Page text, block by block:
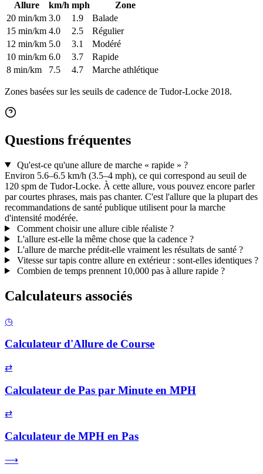
Allure km/h mph
Zone
20 min/km 3.0 1.9
Balade
15 min/km 4.0 2.5
Régulier
12 min/km 5.0 3.1
Modéré
10 min/km 6.0 3.7
Rapide
8 min/km
7.5 4.7 Marche athlétique
Zones basées sur les seuils de cadence de Tudor-Locke 2018.
Questions fréquentes
Qu'est-ce qu'une allure de marche « rapide » ?
Environ 5.6–6.5 km/h (3.5–4 mph), ce qui correspond au seuil de
120 spm de Tudor-Locke. À cette allure, vous pouvez encore parler
par courtes phrases, mais pas chanter. C'est l'allure que la plupart des
recommandations de santé publique utilisent pour la marche
d'intensité modérée.
Comment choisir une allure cible réaliste ?
L'allure est-elle la même chose que la cadence ?
L'allure de marche prédit-elle vraiment les résultats de santé ?
Vitesse sur tapis contre allure en extérieur : sont-elles identiques ?
Combien de temps prennent 10,000 pas à allure rapide ?
Calculateurs associés
◷
Calculateur d'Allure de Course
⇄
Calculateur de Pas par Minute en MPH
⇄
Calculateur de MPH en Pas
⟶